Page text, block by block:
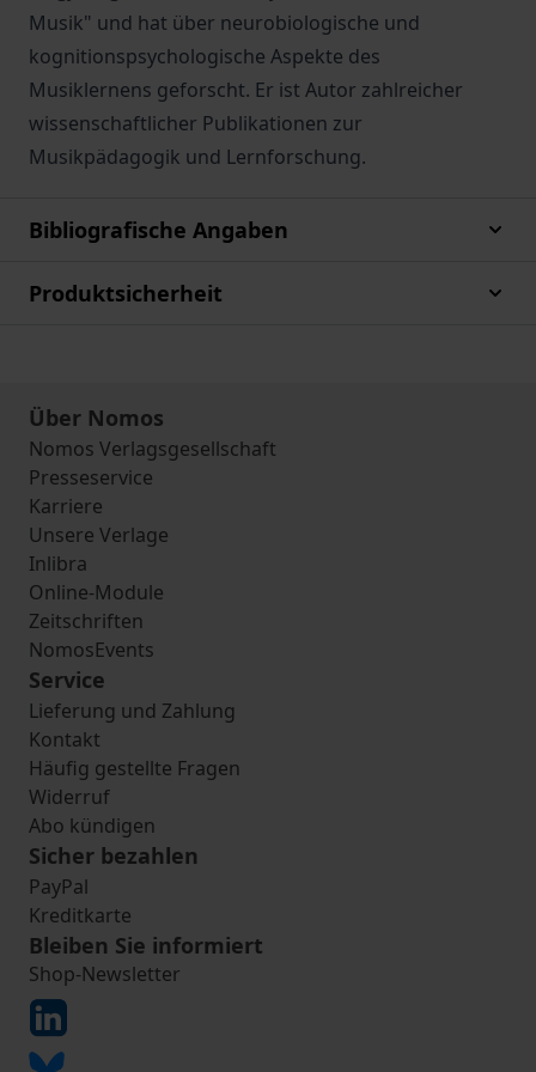
Musik" und hat über neurobiologische und
kognitionspsychologische Aspekte des
Musiklernens geforscht. Er ist Autor zahlreicher
wissenschaftlicher Publikationen zur
Musikpädagogik und Lernforschung.
Bibliografische Angaben
Produktsicherheit
Über Nomos
Nomos Verlagsgesellschaft
Presseservice
Karriere
Unsere Verlage
Inlibra
Online-Module
Zeitschriften
NomosEvents
Service
Lieferung und Zahlung
Kontakt
Häufig gestellte Fragen
Widerruf
Abo kündigen
Sicher bezahlen
PayPal
Kreditkarte
Bleiben Sie informiert
Shop-Newsletter